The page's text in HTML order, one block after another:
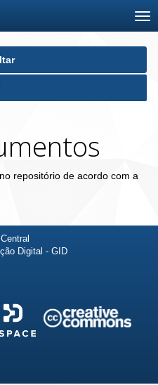
repositório de acordo com a
Digital - GID